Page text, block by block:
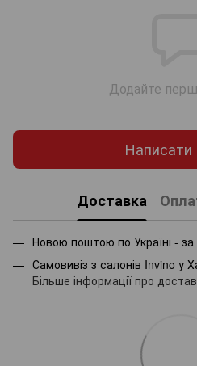
Додайте
Написати
Доставка
Новою поштою по Україні -
Самовивіз з салонів Invino у
Більше інформації про